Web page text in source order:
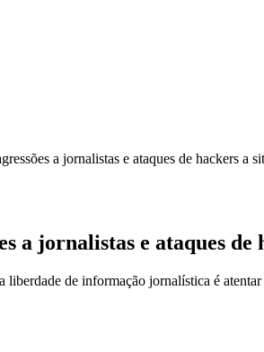
a jornalistas e ataques de hackers a
a jornalistas e ataques de
liberdade de informação jornalística é